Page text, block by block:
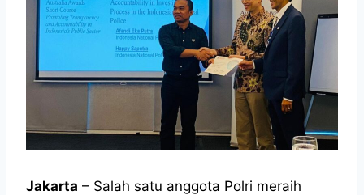
Jakarta – Salah satu anggota Polri meraih